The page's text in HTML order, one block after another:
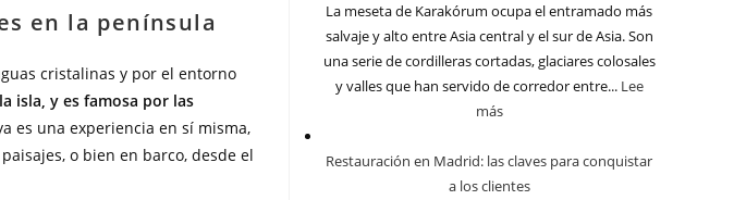
en la península
cristalinas y por el entorno
isla, y es famosa por las
es una experiencia en sí misma,
o bien en barco, desde el
La meseta de Karakórum ocupa el entramado más
salvaje y alto entre Asia central y el sur de Asia. Son
una serie de cordilleras cortadas, glaciares colosales
y valles que han servido de corredor entre... Lee
más
Restauración en Madrid: las claves para conquistar
a los clientes